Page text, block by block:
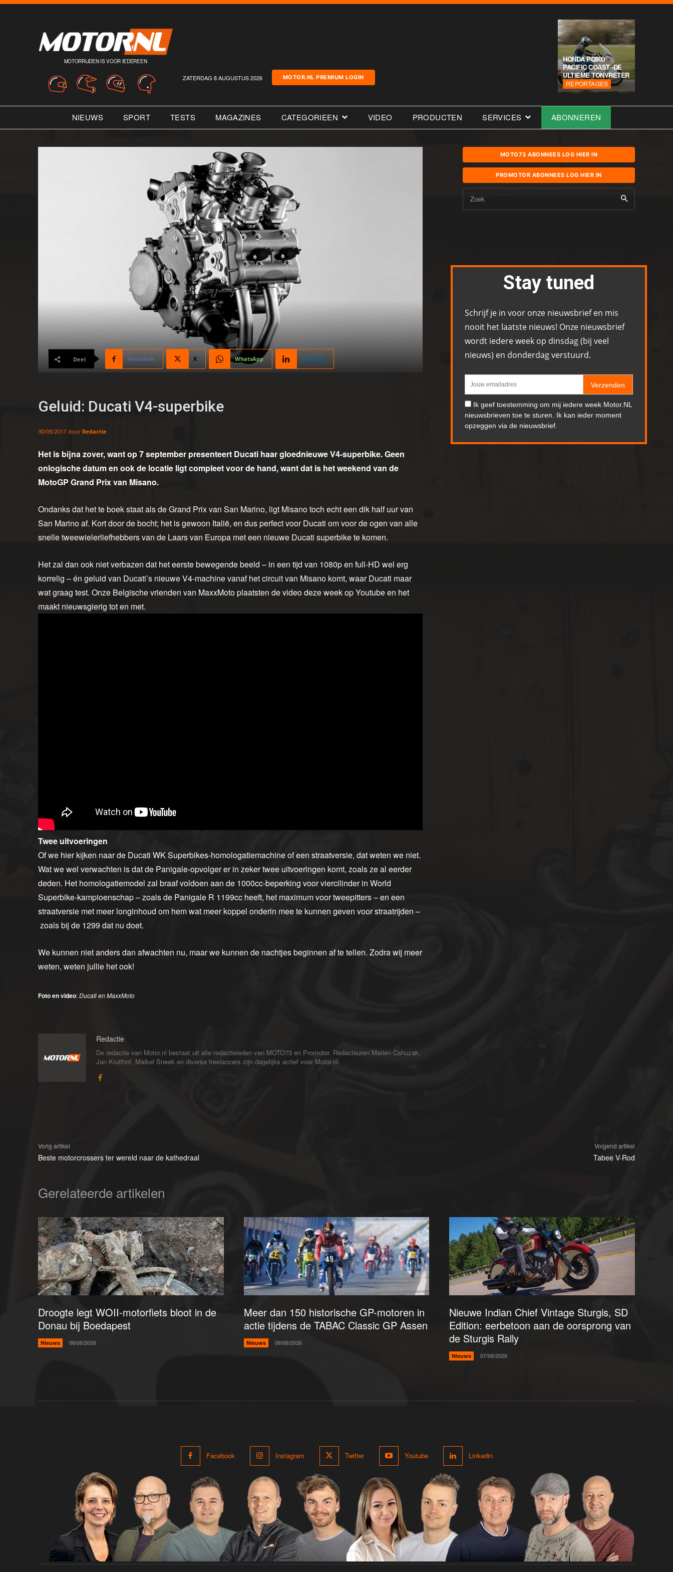
MOTORRIJDEN IS VOOR IEDEREEN
ZATERDAG 8 AUGUSTUS 2026 MOTOR.NL PREMIUM LOGIN
HONDA PC800
PACIFIC COAST -DE
ULTIEME TONVRETER
REPORTAGES
NIEUWS SPORT TESTS MAGAZINES CATEGORIEEN VIDEO PRODUCTEN SERVICES ABONNEREN
Deel Facebook X WhatsApp Linkedin
Geluid: Ducati V4-superbike
30/08/2017 door Redactie
Het is bijna zover, want op 7 september presenteert Ducati haar gloednieuwe V4-superbike. Geen
onlogische datum en ook de locatie ligt compleet voor de hand, want dat is het weekend van de
MotoGP Grand Prix van Misano.
Ondanks dat het te boek staat als de Grand Prix van San Marino, ligt Misano toch echt een dik half uur van
San Marino af. Kort door de bocht; het is gewoon Italië, en dus perfect voor Ducati om voor de ogen van alle
snelle tweewielerliefhebbers van de Laars van Europa met een nieuwe Ducati superbike te komen.
Het zal dan ook niet verbazen dat het eerste bewegende beeld – in een tijd van 1080p en full-HD wel erg
korrelig – én geluid van Ducati’s nieuwe V4-machine vanaf het circuit van Misano komt, waar Ducati maar
wat graag test. Onze Belgische vrienden van MaxxMoto plaatsten de video deze week op Youtube en het
maakt nieuwsgierig tot en met.
Twee uitvoeringen
Of we hier kijken naar de Ducati WK Superbikes-homologatiemachine of een straatversie, dat weten we niet.
Wat we wel verwachten is dat de Panigale-opvolger er in zeker twee uitvoeringen komt, zoals ze al eerder
deden. Het homologatiemodel zal braaf voldoen aan de 1000cc-beperking voor viercilinder in World
Superbike-kampioenschap – zoals de Panigale R 1199cc heeft, het maximum voor tweepitters – en een
straatversie met meer longinhoud om hem wat meer koppel onderin mee te kunnen geven voor straatrijden –
zoals bij de 1299 dat nu doet.
We kunnen niet anders dan afwachten nu, maar we kunnen de nachtjes beginnen af te tellen. Zodra wij meer
weten, weten jullie het ook!
Foto en video:Ducati en MaxxMoto
Redactie
De redactie van Motor.nl bestaat uit alle redactieleden van MOTO73 en Promotor. Redacteuren Marien Cahuzak,
Jan Kruithof, Maikel Sneek en diverse freelancers zijn dagelijks actief voor Motor.nl.
MOTO73 ABONNEES LOG HIER IN
PROMOTOR ABONNEES LOG HIER IN
Zoek
Stay tuned
Schrijf je in voor onze nieuwsbrief en mis
nooit het laatste nieuws! Onze nieuwsbrief
wordt iedere week op dinsdag (bij veel
nieuws) en donderdag verstuurd.
Verzenden
Ik geef toestemming om mij iedere week Motor.NL
nieuwsbrieven toe te sturen. Ik kan ieder moment
opzeggen via de nieuwsbrief.
Vorig artikel
Beste motorcrossers ter wereld naar de kathedraal
Volgend artikel
Tabee V-Rod
Gerelateerde artikelen
Droogte legt WOII-motorfiets bloot in de
Donau bij Boedapest
Nieuws 08/08/2026
Meer dan 150 historische GP-motoren in
actie tijdens de TABAC Classic GP Assen
Nieuws 08/08/2026
Nieuwe Indian Chief Vintage Sturgis, SD
Edition: eerbetoon aan de oorsprong van
de Sturgis Rally
Nieuws 07/08/2026
Facebook Instagram Twitter Youtube Linkedin